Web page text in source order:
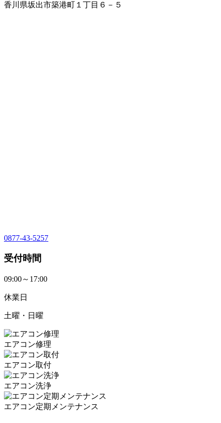
香川県坂出市築港町１丁目６－５
0877-43-5257
受付時間
09:00～17:00
休業日
土曜・日曜
エアコン修理
エアコン取付
エアコン洗浄
エアコン定期メンテナンス